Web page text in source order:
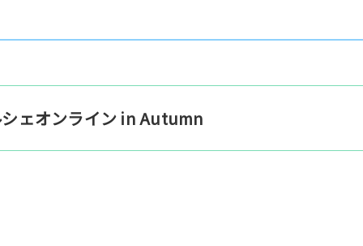
ェオンライン in Autumn